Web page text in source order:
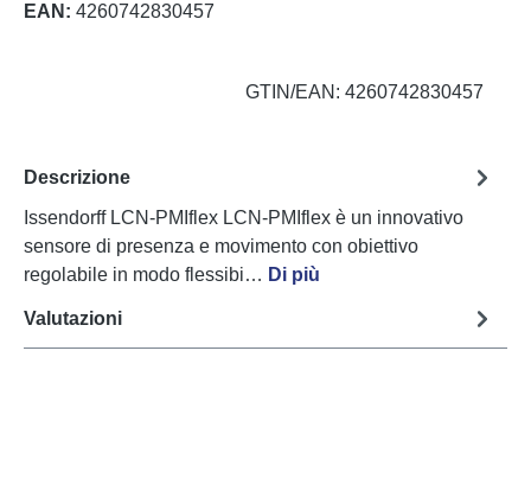
EAN: 4260742830457
GTIN/EAN: 4260742830457
Descrizione
Issendorff LCN-PMIflex LCN-PMIflex è un innovativo
sensore di presenza e movimento con obiettivo
regolabile in modo flessibi… Di più
Valutazioni